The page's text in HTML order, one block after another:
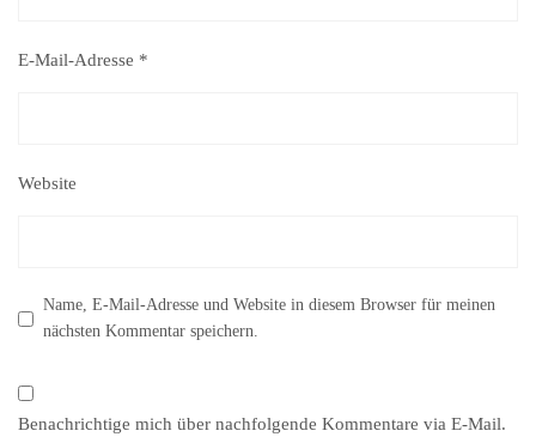
E-Mail-Adresse *
Website
Name, E-Mail-Adresse und Website in diesem Browser für meinen
nächsten Kommentar speichern.
Benachrichtige mich über nachfolgende Kommentare via E-Mail.